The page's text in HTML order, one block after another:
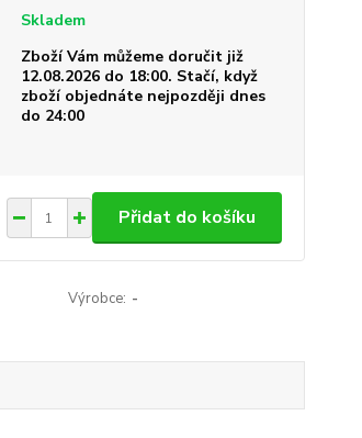
Skladem
Zboží Vám můžeme doručit již
12.08.2026 do 18:00. Stačí, když
zboží objednáte nejpozději dnes
do 24:00
Přidat do košíku
Výrobce: -